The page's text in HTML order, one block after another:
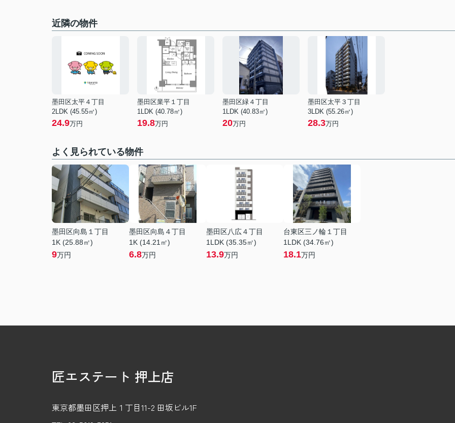
近隣の物件
墨田区太平４丁目
2LDK (45.55㎡)
24.9万円
墨田区業平１丁目
1LDK (40.78㎡)
19.8万円
墨田区緑４丁目
1LDK (40.83㎡)
20万円
墨田区太平３丁目
3LDK (55.26㎡)
28.3万円
よく見られている物件
墨田区向島１丁目
1K (25.88㎡)
9万円
墨田区向島４丁目
1K (14.21㎡)
6.8万円
墨田区八広４丁目
1LDK (35.35㎡)
13.9万円
台東区三ノ輪１丁目
1LDK (34.76㎡)
18.1万円
匠エステート 押上店
東京都墨田区押上１丁目11-2 田坂ビル1F